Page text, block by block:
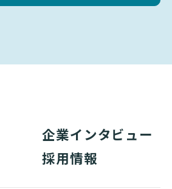
企業インタビュー
採用情報